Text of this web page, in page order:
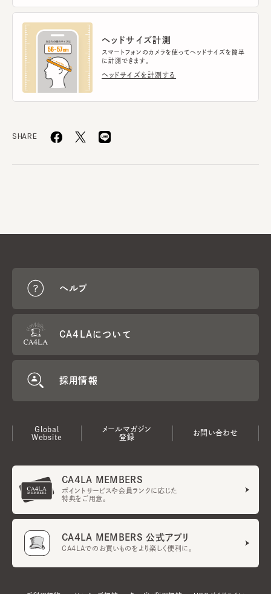
ヘッドサイズ計測
スマートフォンのカメラを使ってヘッドサイズを簡単
に計測できます。
ヘッドサイズを計測する
SHARE
ヘルプ
CA4LAについて
採用情報
Global
Website
メールマガジン
登録
お問い合わせ
CA4LA MEMBERS
ポイントサービスや会員ランクに応じた
特典をご用意。
CA4LA MEMBERS 公式アプリ
CA4LAでのお買いものをより楽しく便利に。